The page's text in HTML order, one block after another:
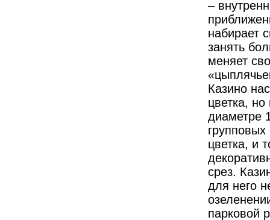
–
набирает
занять
меняет
Казино
цветка, но
диаметре
цветка, и
срез.
для него
парковой